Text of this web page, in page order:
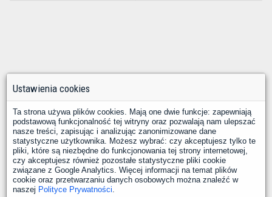
Ustawienia cookies
Ta strona używa plików cookies. Mają one dwie funkcje: zapewniają
podstawową funkcjonalność tej witryny oraz pozwalają nam ulepszać
nasze treści, zapisując i analizując zanonimizowane dane
statystyczne użytkownika. Możesz wybrać: czy akceptujesz tylko te
pliki, które są niezbędne do funkcjonowania tej strony internetowej,
czy akceptujesz również pozostałe statystyczne pliki cookie
związane z Google Analytics. Więcej informacji na temat plików
cookie oraz przetwarzaniu danych osobowych można znaleźć w
naszej Polityce Prywatności.